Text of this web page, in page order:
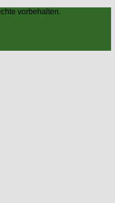
vorbehalten.